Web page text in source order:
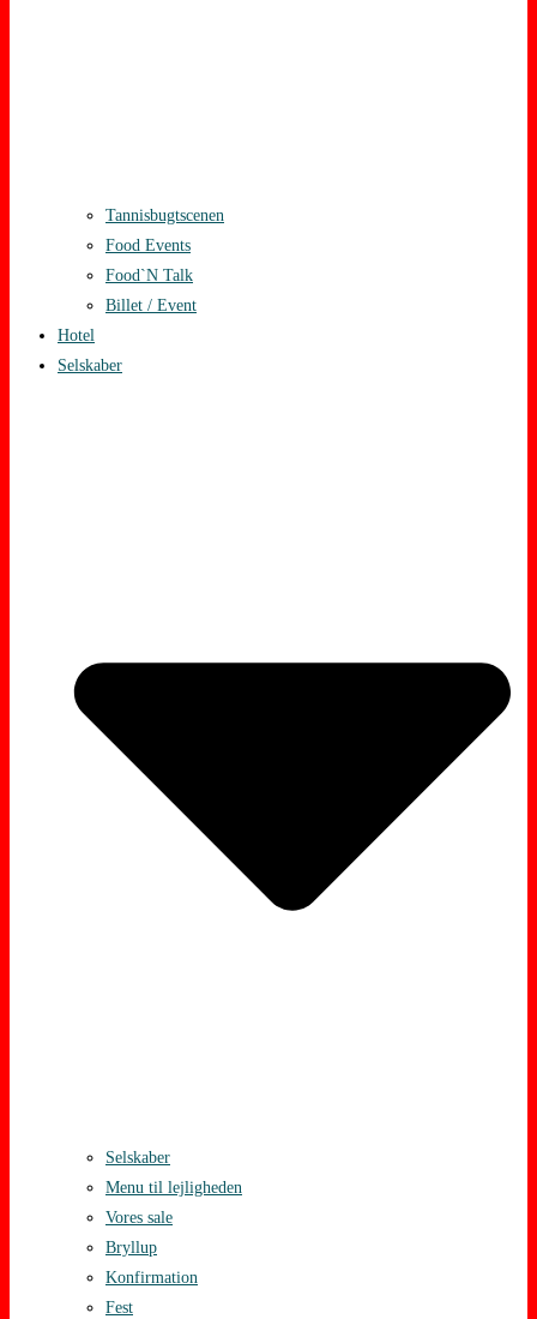
Tannisbugtscenen
Food Events
Food`N Talk
Billet / Event
Hotel
Selskaber
Selskaber
Menu til lejligheden
Vores sale
Bryllup
Konfirmation
Fest